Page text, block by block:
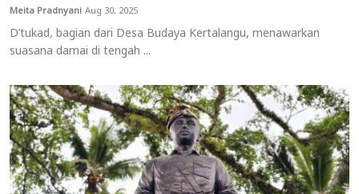
Meita PradnyaniAug 30, 2025
D’tukad, bagian dari Desa Budaya Kertalangu, menawarkan
suasana damai di tengah ...